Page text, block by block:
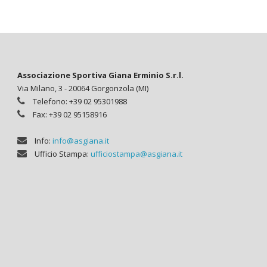
Associazione Sportiva Giana Erminio S.r.l.
Via Milano, 3 - 20064 Gorgonzola (MI)
Telefono: +39 02 95301988
Fax: +39 02 95158916
Info: info@asgiana.it
Ufficio Stampa: ufficiostampa@asgiana.it